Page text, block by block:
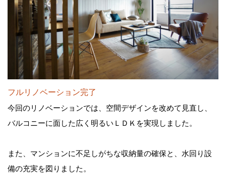
フルリノベーション完了
今回のリノベーションでは、空間デザインを改めて見直し、
バルコニーに面した広く明るいＬＤＫを実現しました。
また、マンションに不足しがちな収納量の確保と、水回り設
備の充実を図りました。